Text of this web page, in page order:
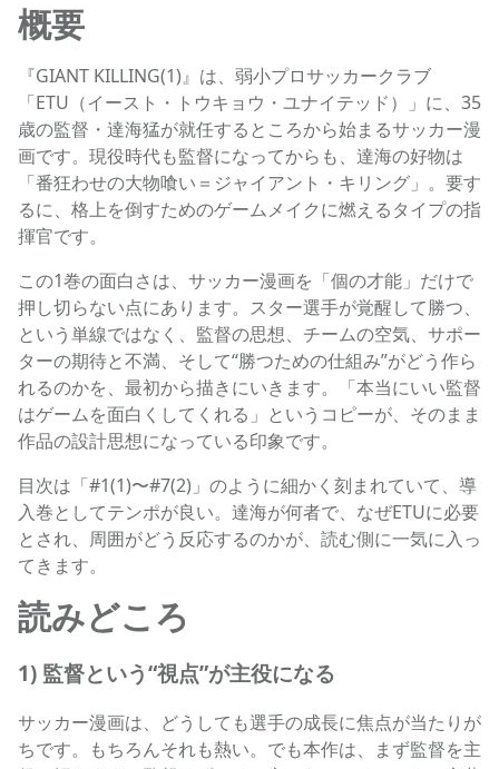
概要
『GIANT KILLING(1)』は、弱小プロサッカークラブ
「ETU（イースト・トウキョウ・ユナイテッド）」に、35
歳の監督・達海猛が就任するところから始まるサッカー漫
画です。現役時代も監督になってからも、達海の好物は
「番狂わせの大物喰い＝ジャイアント・キリング」。要す
るに、格上を倒すためのゲームメイクに燃えるタイプの指
揮官です。
この1巻の面白さは、サッカー漫画を「個の才能」だけで
押し切らない点にあります。スター選手が覚醒して勝つ、
という単線ではなく、監督の思想、チームの空気、サポー
ターの期待と不満、そして“勝つための仕組み”がどう作ら
れるのかを、最初から描きにいきます。「本当にいい監督
はゲームを面白くしてくれる」というコピーが、そのまま
作品の設計思想になっている印象です。
目次は「#1(1)〜#7(2)」のように細かく刻まれていて、導
入巻としてテンポが良い。達海が何者で、なぜETUに必要
とされ、周囲がどう反応するのかが、読む側に一気に入っ
てきます。
読みどころ
1) 監督という“視点”が主役になる
サッカー漫画は、どうしても選手の成長に焦点が当たりが
ちです。もちろんそれも熱い。でも本作は、まず監督を主